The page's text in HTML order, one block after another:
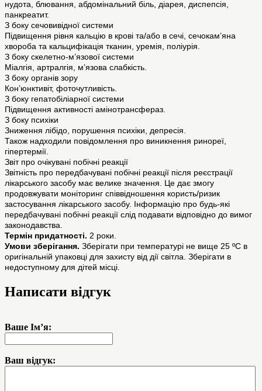
нудота, блювання, абдомінальний біль, діарея, диспепсія,
панкреатит.
З боку сечовивідної системи
Підвищення рівня кальцію в крові та/або в сечі, сечокам’яна
хвороба та кальцифікація тканин, уремія, поліурія.
З боку скелетно-м’язової системи
Міалгія, артралгія, м’язова слабкість.
З боку органів зору
Кон’юнктивіт, фоточутливість.
З боку гепатобіліарної системи
Підвищення активності амінотрансфераз.
З боку психіки
Зниження лібідо, порушення психіки, депресія.
Також надходили повідомлення про виникнення ринореї,
гіпертермії.
Звіт про очікувані побічні реакції
Звітність про передбачувані побічні реакції після реєстрації
лікарського засобу має велике значення. Це дає змогу
продовжувати моніторинг співвідношення користь/ризик
застосування лікарського засобу. Інформацію про будь-які
передбачувані побічні реакції слід подавати відповідно до вимог
законодавства.
Термін придатності. 2 роки.
Умови зберігання. Зберігати при температурі не вище 25 ºС в
оригінальній упаковці для захисту від дії світла. Зберігати в
недоступному для дітей місці.
Написати відгук
Ваше Ім’я:
Ваш відгук: